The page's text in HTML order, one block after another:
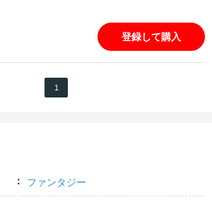
登録して購入
1
ファンタジー